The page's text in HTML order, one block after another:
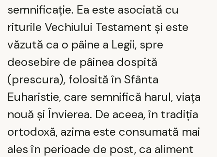
semnificație. Ea este asociată cu
riturile Vechiului Testament și este
văzută ca o pâine a Legii, spre
deosebire de pâinea dospită
(prescura), folosită în Sfânta
Euharistie, care semnifică harul, viața
nouă și Învierea. De aceea, în tradiția
ortodoxă, azima este consumată mai
ales în perioade de post, ca aliment